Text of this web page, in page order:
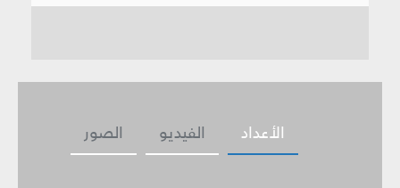
الصور الفيديو الأعداد